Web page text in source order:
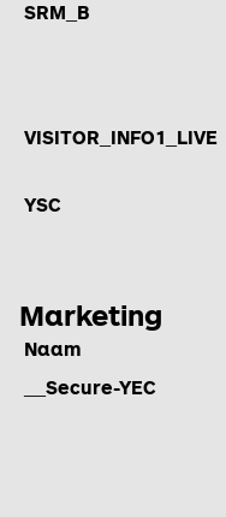
SRM_B
VISITOR_INFO1_LIVE
YSC
Marketing
Naam
__Secure-YEC